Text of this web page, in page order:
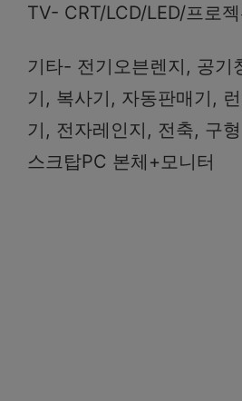
TV- CRT/LCD/LED/프로젝
기타- 전기오븐렌지, 공기
기, 복사기, 자동판매기,
기, 전자레인지, 전축, 구
스크탑PC 본체+모니터